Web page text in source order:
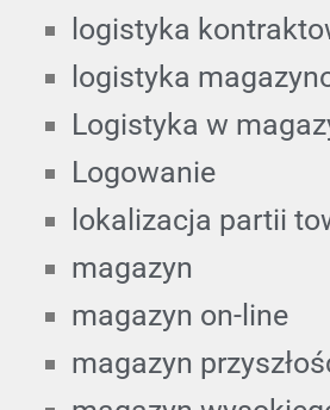
logistyka
logistyka
Logistyka w
Logowanie
lokalizacja partii
magazyn
magazyn on-line
magazyn